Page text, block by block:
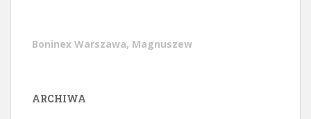
Boninex Warszawa, Magnuszew
ARCHIWA